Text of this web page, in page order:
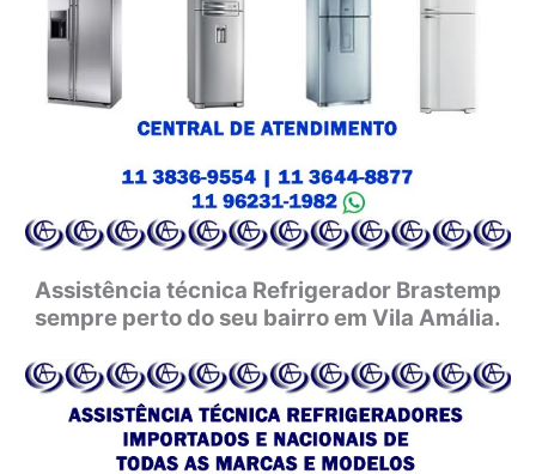
Assistência técnica Refrigerador Brastemp
sempre perto do seu bairro em Vila Amália.